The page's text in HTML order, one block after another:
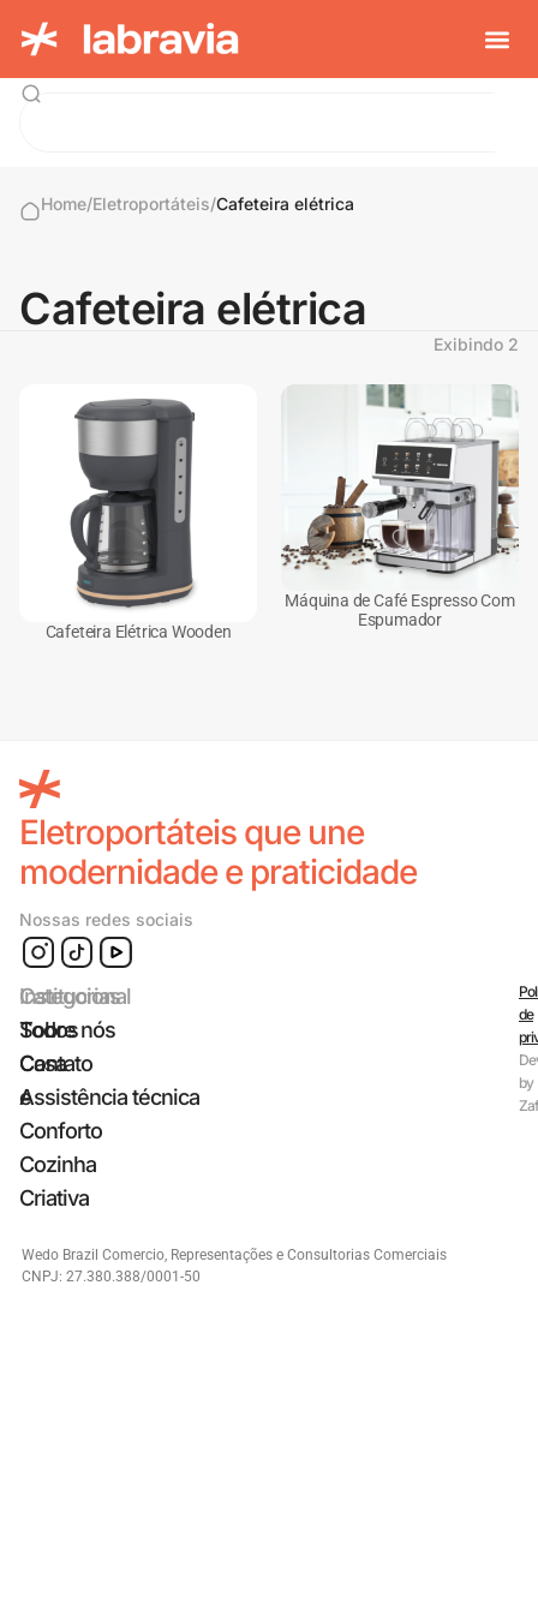
Home/Eletroportáteis/Cafeteira elétrica
Cafeteira elétrica
Exibindo 2
Cafeteira Elétrica Wooden
Máquina de Café Espresso Com
Espumador
Eletroportáteis que une
modernidade e praticidade
Nossas redes sociais
Categorias
Todos
Casa
e
Conforto
Cozinha
Criativa
Institucional
Sobre nós
Contato
Assistência técnica
de
by
Wedo Brazil Comercio, Representações e Consultorias Comerciais
CNPJ: 27.380.388/0001-50